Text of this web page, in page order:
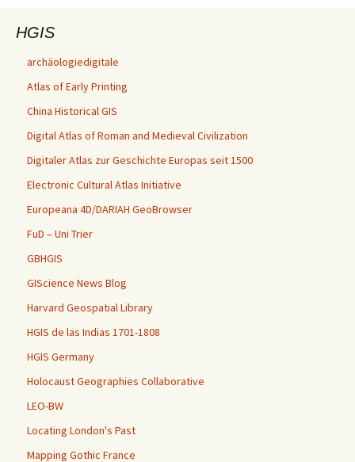
HGIS
archäologiedigitale
Atlas of Early Printing
China Historical GIS
Digital Atlas of Roman and Medieval Civilization
Digitaler Atlas zur Geschichte Europas seit 1500
Electronic Cultural Atlas Initiative
Europeana 4D/DARIAH GeoBrowser
FuD – Uni Trier
GBHGIS
GIScience News Blog
Harvard Geospatial Library
HGIS de las Indias 1701-1808
HGIS Germany
Holocaust Geographies Collaborative
LEO-BW
Locating London's Past
Mapping Gothic France